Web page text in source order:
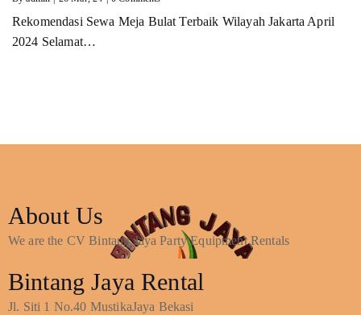
Rekomendasi Sewa Meja Bulat Terbaik Wilayah Jakarta April
2024 Selamat…
About Us
We are the CV Bintang Jaya Party Equipment Rentals
Bintang Jaya Rental
Jl. Siti 1 No.40 MustikaJaya Bekasi